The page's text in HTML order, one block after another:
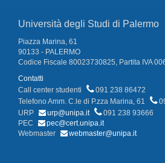
Università degli Studi di Palermo
Piazza Marina, 61
90133 - PALERMO
Codice Fiscale 80023730825, Partita IVA
Contatti
Call center studenti
091 238 86472
Telefono Amm. C.le di P.zza Marina, 61
URP
urp@unipa.it
091 238 93666
PEC
pec@cert.unipa.it
Webmaster
webmaster@unipa.it